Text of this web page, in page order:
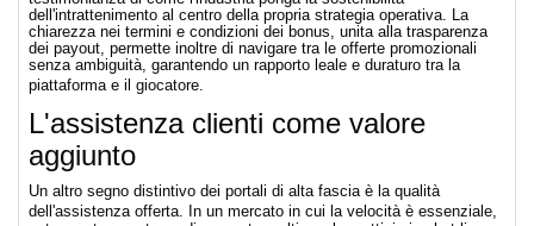
dell'intrattenimento al centro della propria strategia operativa. La
chiarezza nei termini e condizioni dei bonus, unita alla trasparenza
dei payout, permette inoltre di navigare tra le offerte promozionali
senza ambiguità, garantendo un rapporto leale e duraturo tra la
piattaforma e il giocatore.
L'assistenza clienti come valore
aggiunto
Un altro segno distintivo dei portali di alta fascia è la qualità
dell'assistenza offerta. In un mercato in cui la velocità è essenziale,